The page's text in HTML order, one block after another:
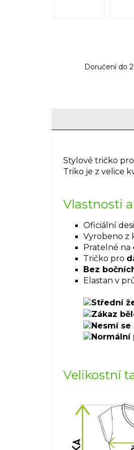
Doručení do
Stylové tričko
Triko je z velice
Vlastnosti
Oficiální
Vyrobeno z
Pratelné na
Tričko pro
Bez
Elastan v
Velikostní